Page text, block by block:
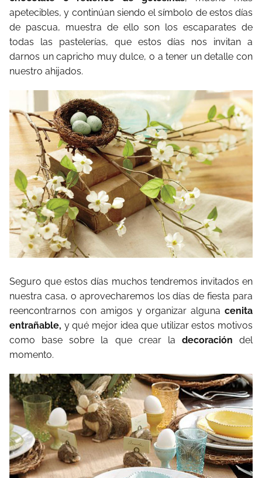
apetecibles, y continúan siendo el símbolo de estos días
de pascua, muestra de ello son los escaparates de
todas las pastelerías, que estos días nos invitan a
darnos un capricho muy dulce, o a tener un detalle con
nuestro ahijados.
Seguro que estos días muchos tendremos invitados en
nuestra casa, o aprovecharemos los días de fiesta para
reencontrarnos con amigos y organizar alguna cenita
entrañable, y qué mejor idea que utilizar estos motivos
como base sobre la que crear la decoración del
momento.